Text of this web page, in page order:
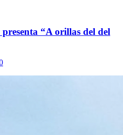
“A orillas del del